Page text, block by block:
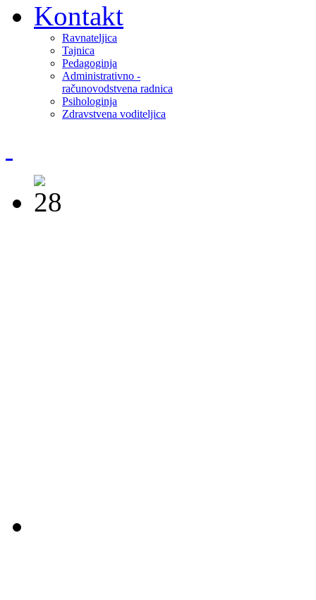
Kontakt
Ravnateljica
Tajnica
Pedagoginja
Administrativno -
računovodstvena radnica
Psihologinja
Zdravstvena voditeljica